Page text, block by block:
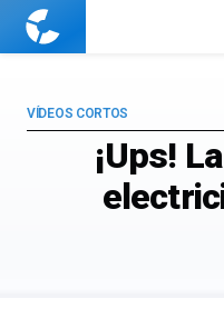
Cuaderno
¡Ups!
VÍDEOS CORTOS